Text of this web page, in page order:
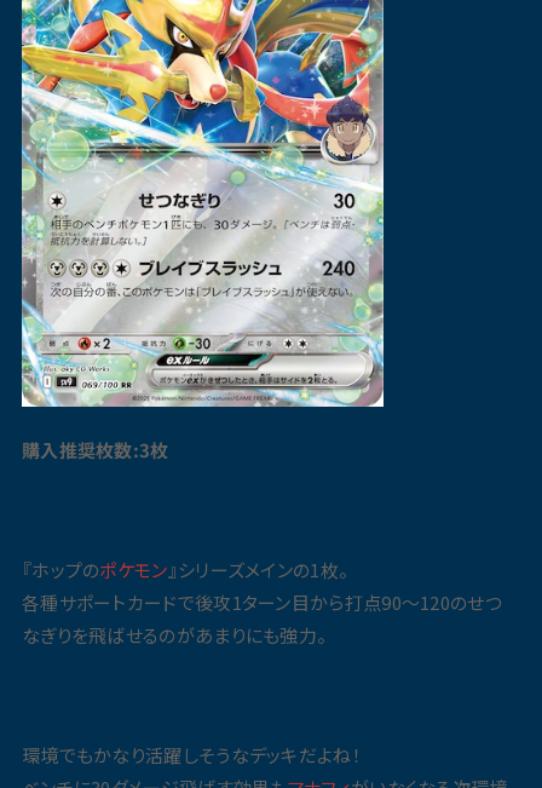
購入推奨枚数:3枚
『ホップのポケモン』シリーズメインの1枚。
各種サポートカードで後攻1ターン目から打点90〜120のせつ
なぎりを飛ばせるのがあまりにも強力。
環境でもかなり活躍しそうなデッキだよね！